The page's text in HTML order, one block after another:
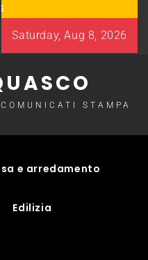
Saturday, Aug 8, 2026
STAMPA
e arredamento
Edilizia